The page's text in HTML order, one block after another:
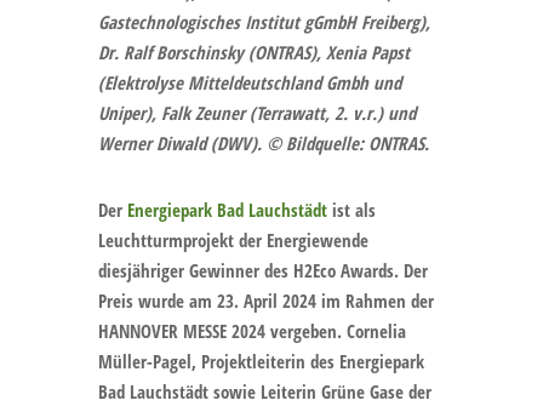
Gastechnologisches Institut gGmbH Freiberg),
Dr. Ralf Borschinsky (ONTRAS), Xenia Papst
(Elektrolyse Mitteldeutschland Gmbh und
Uniper), Falk Zeuner (Terrawatt, 2. v.r.)und
Werner Diwald (DWV). © Bildquelle: ONTRAS.
Der Energiepark Bad Lauchstädtist als
Leuchtturmprojekt der Energiewende
diesjähriger Gewinner des H2Eco Awards. Der
Preis wurde am 23. April 2024 im Rahmen der
HANNOVER MESSE 2024 vergeben. Cornelia
Müller-Pagel, Projektleiterin des Energiepark
Bad Lauchstädt sowie Leiterin Grüne Gase der